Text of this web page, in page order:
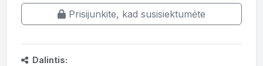
Prisijunkite, kad susisiektumėte
Dalintis: